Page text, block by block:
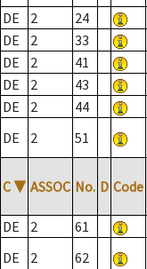
DE
2 24
DE
2 33
DE
2 41
DE
2 43
DE
2 44
DE
2 51
C ▼ ASSOC No. D Code
DE 2 61
DE
2 62